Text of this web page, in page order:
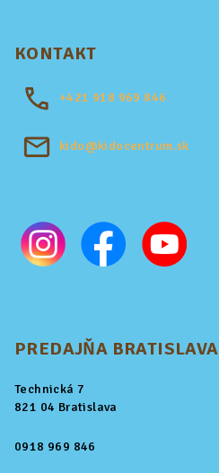
KONTAKT
+421 918 969 846
kido@kidocentrum.sk
PREDAJŇA BRATISLAVA
Technická 7
821 04 Bratislava
0918 969 846